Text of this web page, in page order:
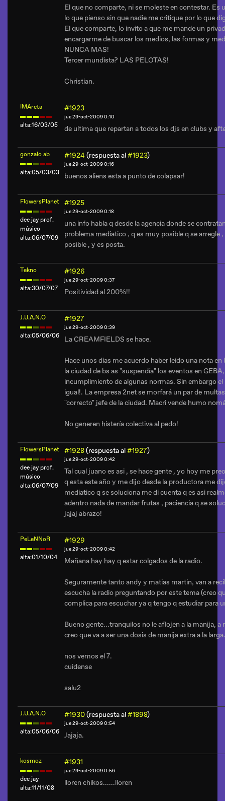
El que no comparte, ni se moleste en contestar. Es
lo que pienso sin que nadie me critique por lo que
El que comparte, lo invito a que me mande un
encargarme de buscar los medios, las formas y
NUNCA MAS!
Tercer mundista? LAS PELOTAS!
Christian.
IMAreta
alta:16/03/05
#1923
jue 29-oct-2009 0:10
de ultima que repartan a todos los djs en clubs y
gonzalo ab
alta:05/03/03
#1924(respuesta al#1923)
jue 29-oct-2009 0:16
buenos aliens esta a punto de colapsar!
FlowersPlanet
dee jay prof.
músico
alta:06/07/09
#1925
jue 29-oct-2009 0:18
una info habla q desde la agencia donde se
problema mediatico , q es muy posible q se arregle
posible , y es posta.
Tekno
alta:30/07/07
#1926
jue 29-oct-2009 0:37
Positividad al 200%!!
J.U.A.N.O
alta:05/06/06
#1927
jue 29-oct-2009 0:39
La CREAMFIELDS se hace.
Hace unos días me acuerdo haber leído una nota
la ciudad de bs as "suspendía" los eventos en
incumplimiento de algunas normas. Sin embargo
igual!. La empresa 2net se morfará un par de
"correcto" jefe de la ciudad. Macri vende humo
No generen histería colectiva al pedo!
FlowersPlanet
dee jay prof.
músico
alta:06/07/09
#1928(respuesta al#1927)
jue 29-oct-2009 0:42
Tal cual juano es asi , se hace gente , yo hoy me
q esta este año y me dijo desde la productora me
mediatico q se soluciona me di cuenta q es asi
adentro nada de mandar frutas , paciencia q se
jajaj abrazo!
PeLeNNoR
alta:01/10/04
#1929
jue 29-oct-2009 0:42
Mañana hay hay q estar colgados de la radio.
Seguramente tanto andy y matias martin, van a
escucha la radio preguntando por este tema (creo
complica para escuchar ya q tengo q estudiar para
Bueno gente...tranquilos no le aflojen a la manija,
creo que va a ser una dosis de manija extra a la
nos vemos el 7.
cuidense
salu2
J.U.A.N.O
alta:05/06/06
#1930(respuesta al#1898)
jue 29-oct-2009 0:54
Jajaja.
kosmoz
dee jay
alta:11/11/08
#1931
jue 29-oct-2009 0:56
lloren chikos......lloren